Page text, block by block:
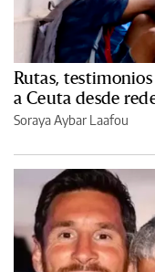
Rutas,
a Ceuta desde
Soraya Aybar Laafou